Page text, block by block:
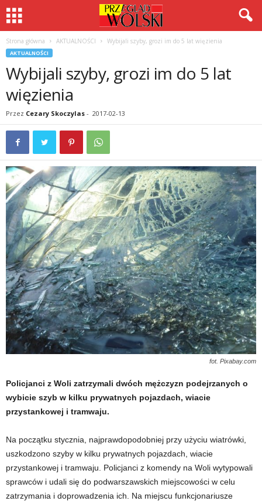
Strona główna AKTUALNOŚCI Wybijali szyby, grozi im do 5 lat więzienia
AKTUALNOŚCI
Wybijali szyby, grozi im do 5 lat
więzienia
Przez Cezary Skoczylas - 2017-02-13
fot. Pixabay.com
Policjanci z Woli zatrzymali dwóch mężczyzn podejrzanych o
wybicie szyb w kilku prywatnych pojazdach, wiacie
przystankowej i tramwaju.
Na początku stycznia, najprawdopodobniej przy użyciu wiatrówki,
uszkodzono szyby w kilku prywatnych pojazdach, wiacie
przystankowej i tramwaju. Policjanci z komendy na Woli wytypowali
sprawców i udali się do podwarszawskich miejscowości w celu
zatrzymania i doprowadzenia ich. Na miejscu funkcjonariusze